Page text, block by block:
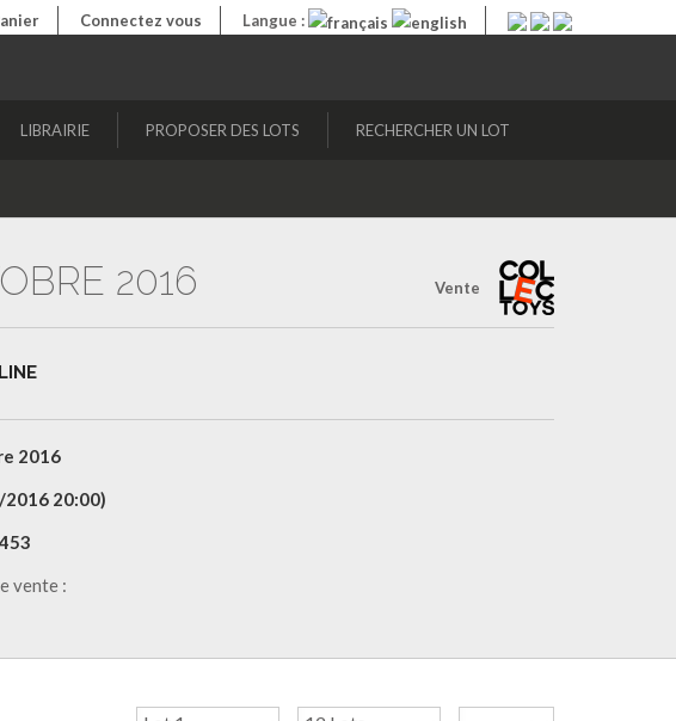
Connectez vous Langue :
LIBRAIRIE PROPOSER DES LOTS RECHERCHER UN LOT
Vente
2016
2016
20:00)
vente :